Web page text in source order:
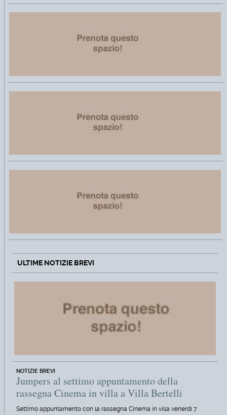
ULTIME NOTIZIE BREVI
NOTIZIE BREVI
Jumpers al settimo appuntamento della
rassegna Cinema in villa a Villa Bertelli
Settimo appuntamento con la rassegna Cinema in villa venerdì 7